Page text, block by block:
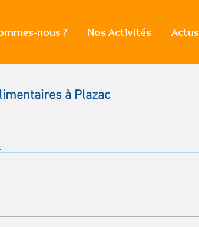
à Plazac
nous ? Nos Activités Actus